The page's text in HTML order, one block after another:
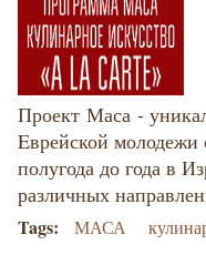
Проект Маса -
Eврейской молодежи
полугода до года в
различных
Tags: МАСА